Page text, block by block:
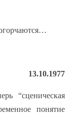
13.10.1977
“сценическая
понятие